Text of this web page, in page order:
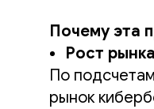
Почему эта
Рост рынка
По
рынок